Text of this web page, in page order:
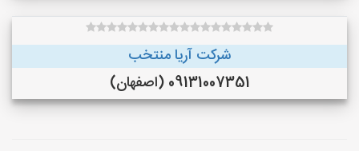
شرکت آریا منتخب
09131007351 (اصفهان)